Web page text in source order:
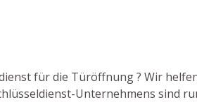
für die Türöffnung ? Wir
Unternehmens sind